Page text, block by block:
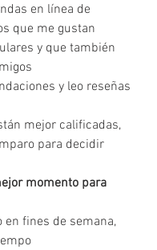
en línea de
que me gustan
y que también
y leo reseñas
mejor calificadas,
para decidir
momento para
en fines de semana,